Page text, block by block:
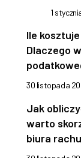
1
Ile
Dlaczego
30 listopada
Jak
warto
biura